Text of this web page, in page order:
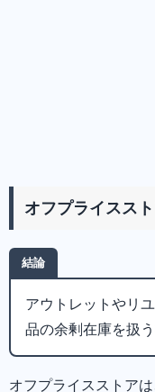
オフプライスス
結論
アウトレットやリ
品の余剰在庫を扱う
オフプライスストア